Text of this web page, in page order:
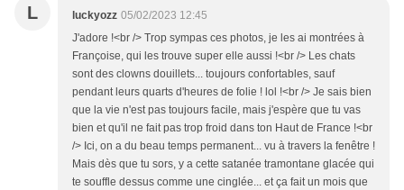
L luckyozz 05/02/2023 12:45
J'adore !<br /> Trop sympas ces photos, je les ai montrées à
Françoise, qui les trouve super elle aussi !<br /> Les chats
sont des clowns douillets... toujours confortables, sauf
pendant leurs quarts d'heures de folie ! lol !<br /> Je sais bien
que la vie n'est pas toujours facile, mais j'espère que tu vas
bien et qu'il ne fait pas trop froid dans ton Haut de France !<br
/> Ici, on a du beau temps permanent... vu à travers la fenêtre !
Mais dès que tu sors, y a cette satanée tramontane glacée qui
te souffle dessus comme une cinglée... et ça fait un mois que